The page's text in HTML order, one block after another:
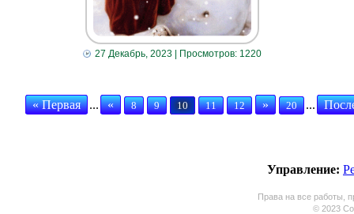
27 Декабрь, 2023 | Просмотров: 1220
« Первая ... « 8 9 10 11 12 » 20 ...
Управление:
Права на все работы,
© 2023